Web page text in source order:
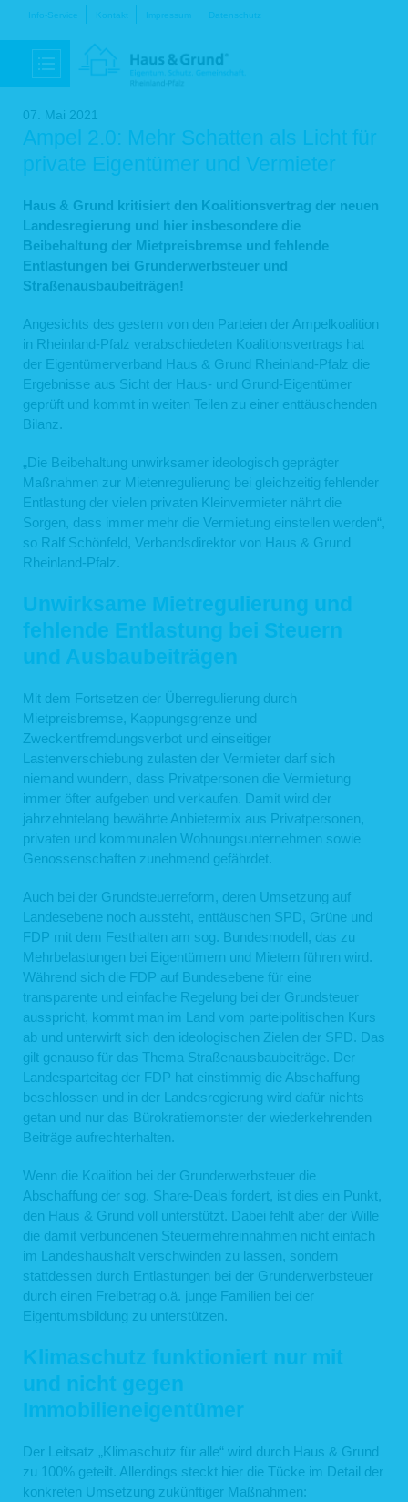
Navigation
Info-Service Kontakt Impressum Datenschutz
07. Mai 2021
Ampel 2.0: Mehr Schatten als Licht für
private Eigentümer und Vermieter
Haus & Grund kritisiert den Koalitionsvertrag der neuen
Landesregierung und hier insbesondere die
Beibehaltung der Mietpreisbremse und fehlende
Entlastungen bei Grunderwerbsteuer und
Straßenausbaubeiträgen!
Angesichts des gestern von den Parteien der Ampelkoalition
in Rheinland-Pfalz verabschiedeten Koalitionsvertrags hat
der Eigentümerverband Haus & Grund Rheinland-Pfalz die
Ergebnisse aus Sicht der Haus- und Grund-Eigentümer
geprüft und kommt in weiten Teilen zu einer enttäuschenden
Bilanz.
„Die Beibehaltung unwirksamer ideologisch geprägter
Maßnahmen zur Mietenregulierung bei gleichzeitig fehlender
Entlastung der vielen privaten Kleinvermieter nährt die
Sorgen, dass immer mehr die Vermietung einstellen werden“,
so Ralf Schönfeld, Verbandsdirektor von Haus & Grund
Rheinland-Pfalz.
Unwirksame Mietregulierung und
fehlende Entlastung bei Steuern
und Ausbaubeiträgen
Mit dem Fortsetzen der Überregulierung durch
Mietpreisbremse, Kappungsgrenze und
Zweckentfremdungsverbot und einseitiger
Lastenverschiebung zulasten der Vermieter darf sich
niemand wundern, dass Privatpersonen die Vermietung
immer öfter aufgeben und verkaufen. Damit wird der
jahrzehntelang bewährte Anbietermix aus Privatpersonen,
privaten und kommunalen Wohnungsunternehmen sowie
Genossenschaften zunehmend gefährdet.
Auch bei der Grundsteuerreform, deren Umsetzung auf
Landesebene noch aussteht, enttäuschen SPD, Grüne und
FDP mit dem Festhalten am sog. Bundesmodell, das zu
Mehrbelastungen bei Eigentümern und Mietern führen wird.
Während sich die FDP auf Bundesebene für eine
transparente und einfache Regelung bei der Grundsteuer
ausspricht, kommt man im Land vom parteipolitischen Kurs
ab und unterwirft sich den ideologischen Zielen der SPD. Das
gilt genauso für das Thema Straßenausbaubeiträge. Der
Landesparteitag der FDP hat einstimmig die Abschaffung
beschlossen und in der Landesregierung wird dafür nichts
getan und nur das Bürokratiemonster der wiederkehrenden
Beiträge aufrechterhalten.
Wenn die Koalition bei der Grunderwerbsteuer die
Abschaffung der sog. Share-Deals fordert, ist dies ein Punkt,
den Haus & Grund voll unterstützt. Dabei fehlt aber der Wille
die damit verbundenen Steuermehreinnahmen nicht einfach
im Landeshaushalt verschwinden zu lassen, sondern
stattdessen durch Entlastungen bei der Grunderwerbsteuer
durch einen Freibetrag o.ä. junge Familien bei der
Eigentumsbildung zu unterstützen.
Klimaschutz funktioniert nur mit
und nicht gegen
Immobilieneigentümer
Der Leitsatz „Klimaschutz für alle“ wird durch Haus & Grund
zu 100% geteilt. Allerdings steckt hier die Tücke im Detail der
konkreten Umsetzung zukünftiger Maßnahmen: